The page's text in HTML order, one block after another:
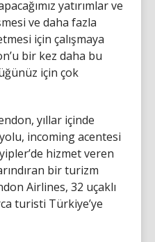
yatırımlar ve
ve daha fazla
için çalışmaya
bir kez daha bu
için çok
yıllar içinde
incoming acentesi
hizmet veren
bir turizm
Airlines, 32 uçaklı
turisti Türkiye’ye